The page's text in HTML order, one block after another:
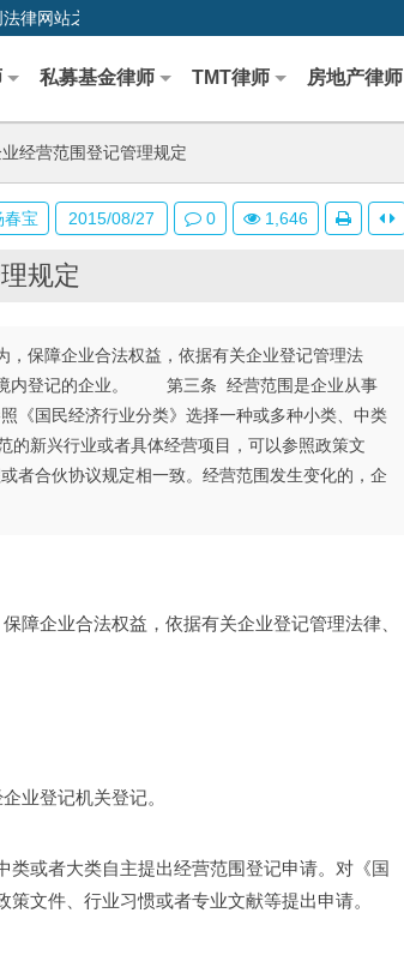
律网站之一
私募基金律师 TMT律师 房地产律师
经营范围登记管理规定
规定
保障企业合法权益，依据有关企业登记管理法
内登记的企业。 第三条 经营范围是企业从事
国民经济行业分类》选择一种或多种小类、中类
的新兴行业或者具体经营项目，可以参照政策文
合伙协议规定相一致。经营范围发生变化的，企
企业合法权益，依据有关企业登记管理法律、
业登记机关登记。
或者大类自主提出经营范围登记申请。对《国
文件、行业习惯或者专业文献等提出申请。
春宝 2015/08/27 0 1,646